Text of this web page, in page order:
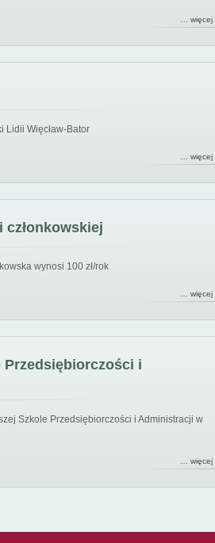
… więcej
Lidii Więcław-Bator
… więcej
członkowskiej
wynosi 100 zł/rok
… więcej
Przedsiębiorczości i
Szkole Przedsiębiorczości i Administracji w
… więcej